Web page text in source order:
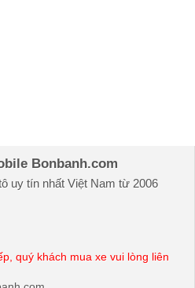
Bonbanh.com
uy tín nhất Việt Nam từ 2006
quý khách mua xe vui lòng liên